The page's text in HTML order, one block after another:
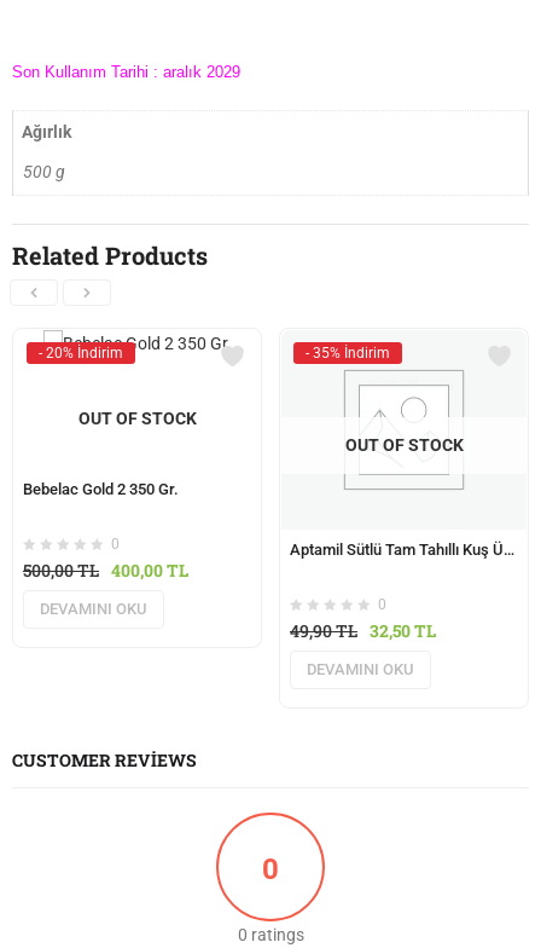
Son Kullanım Tarihi : aralık 2029
Ağırlık
500 g
Related Products
- 20% İndirim
OUT OF STOCK
Bebelac Gold 2 350 Gr.
0
500,00TL 400,00TL
DEVAMINI OKU
- 35% İndirim
OUT OF STOCK
Aptamil Sütlü Tam Tahıllı Kuş Üzümlü 250 Gr. Kaşık Maması
0
49,90TL 32,50TL
DEVAMINI OKU
CUSTOMER REVIEWS
0
0 ratings